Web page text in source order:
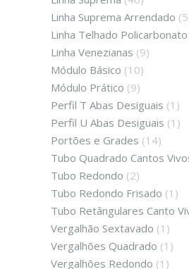
Linha Suprema Arrendado
Linha Telhado Policarbonato
Linha Venezianas (9)
Módulo Básico (10)
Módulo Prático (9)
Perfil T Abas Desiguais (1)
Perfil U Abas Desiguais (1)
Portões e Grades (14)
Tubo Quadrado Cantos
Tubo Redondo (2)
Tubo Redondo Frisado (1)
Tubo Retângulares Canto
Vergalhão Sextavado (1)
Vergalhões Quadrado (1)
Vergalhões Redondo (1)